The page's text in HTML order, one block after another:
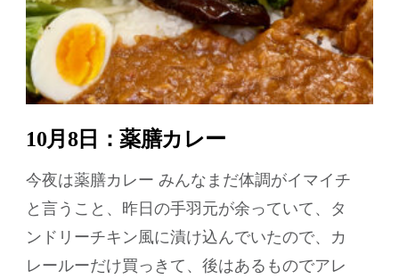
10月8日：薬膳カレー
今夜は薬膳カレー みんなまだ体調がイマイチ
と言うこと、昨日の手羽元が余っていて、タ
ンドリーチキン風に漬け込んでいたので、カ
レールーだけ買っきて、後はあるものでアレ